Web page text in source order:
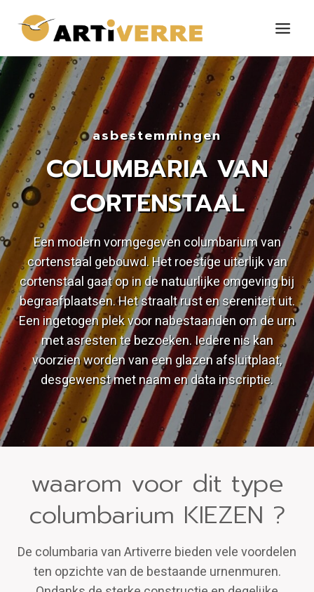
naar
asbestemmingen
COLUMBARIA VAN
CORTENSTAAL
Een modern vormgegeven columbarium van
cortenstaal gebouwd. Het roestige uiterlijk van
cortenstaal gaat op in de natuurlijke omgeving bij
begraafplaatsen. Het straalt rust en sereniteit uit.
Een ingetogen plek voor nabestaanden om de urn
met asresten te bezoeken. Iedere nis kan
voorzien worden van een glazen afsluitplaat,
desgewenst met naam en data inscriptie.
waarom voor dit type
columbarium KIEZEN ?
De columbaria van Artiverre bieden vele voordelen
ten opzichte van de bestaande urnenmuren.